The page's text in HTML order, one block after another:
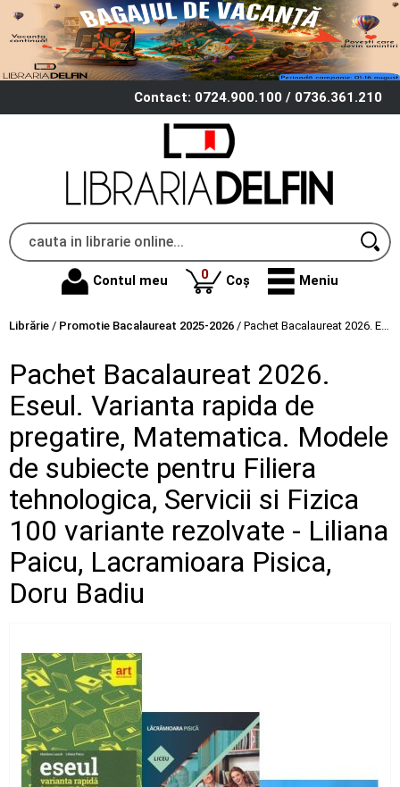
Contact: 0724.900.100 / 0736.361.210
Contul meu 0produse
Coș Meniu
Librărie / Promotie Bacalaureat 2025-2026 / Pachet Bacalaureat 2026. Eseul. Varianta rapida de pregatire, Matematica. Modele de subiecte pentru Filiera tehnologica, Servicii si Fizica 100 variante rezolvate - Liliana Paicu, Lacramioara Pisica, Doru Badiu
Pachet Bacalaureat 2026.
Eseul. Varianta rapida de
pregatire, Matematica. Modele
de subiecte pentru Filiera
tehnologica, Servicii si Fizica
100 variante rezolvate - Liliana
Paicu, Lacramioara Pisica,
Doru Badiu